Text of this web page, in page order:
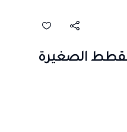
الصغيرة